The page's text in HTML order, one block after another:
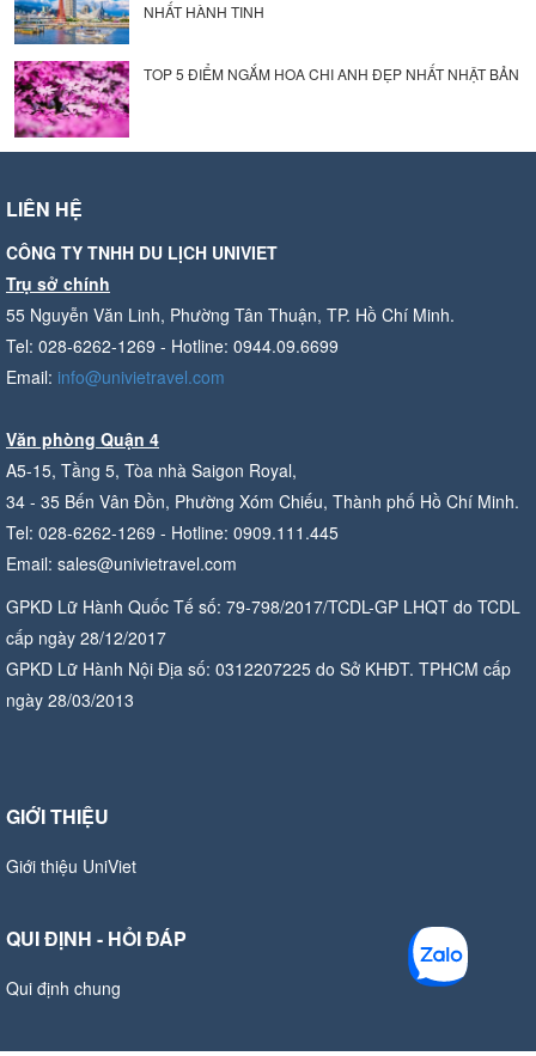
NHẤT HÀNH TINH
TOP 5 ĐIỂM NGẮM HOA CHI ANH ĐẸP NHẤT NHẬT BẢN
LIÊN HỆ
CÔNG TY TNHH DU LỊCH UNIVIET
Trụ sở chính
55 Nguyễn Văn Linh, Phường Tân Thuận, TP. Hồ Chí Minh.
Tel: 028-6262-1269 - Hotline: 0944.09.6699
Email: info@univietravel.com
Văn phòng Quận 4
A5-15, Tầng 5, Tòa nhà Saigon Royal,
34 - 35 Bến Vân Đồn, Phường Xóm Chiếu, Thành phố Hồ Chí Minh.
Tel: 028-6262-1269 - Hotline: 0909.111.445
Email: sales@univietravel.com
GPKD Lữ Hành Quốc Tế số: 79-798/2017/TCDL-GP LHQT do TCDL
cấp ngày 28/12/2017
GPKD Lữ Hành Nội Địa số: 0312207225 do Sở KHĐT. TPHCM cấp
ngày 28/03/2013
GIỚI THIỆU
Giới thiệu UniViet
QUI ĐỊNH - HỎI ĐÁP
Qui định chung